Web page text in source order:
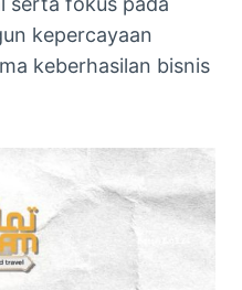
kepercayaan
keberhasilan bisnis